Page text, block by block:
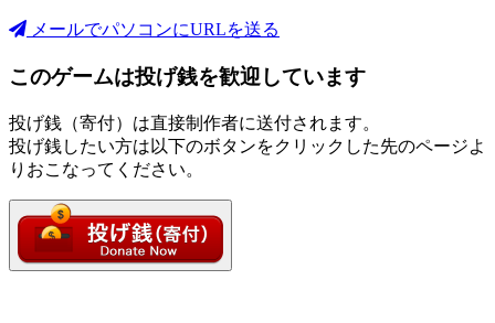
メールでパソコンにURLを送る
このゲームは投げ銭を歓迎しています
投げ銭（寄付）は直接制作者に送付されます。
投げ銭したい方は以下のボタンをクリックした先のページよ
りおこなってください。